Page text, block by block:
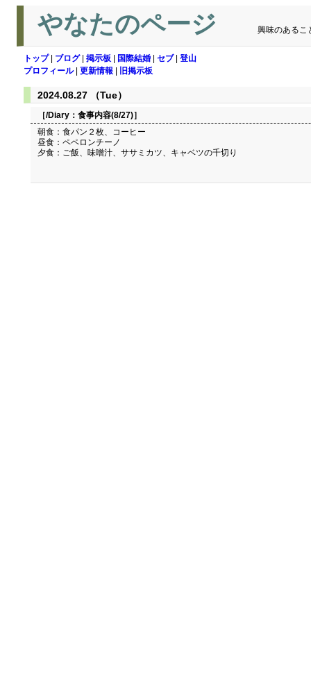
やなたのページ 興味のあるこ
トップ| ブログ| 掲示板 国際結婚 セブ| 登山
プロフィール| 更新情報 旧掲示板
2024.08.27 （Tue）
［/Diary： 食事内容(8/27)］
朝食：食パン２枚、コーヒー
昼食：ペペロンチーノ
夕食：ご飯、味噌汁、ササミカツ、キャベツの千切り